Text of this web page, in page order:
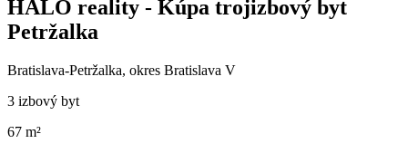
HALO reality - Kúpa trojizbový byt
Petržalka
Bratislava-Petržalka, okres Bratislava V
3 izbový byt
67 m²